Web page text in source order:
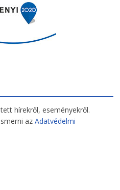
hírekről, eseményekről.
azAdatvédelmi